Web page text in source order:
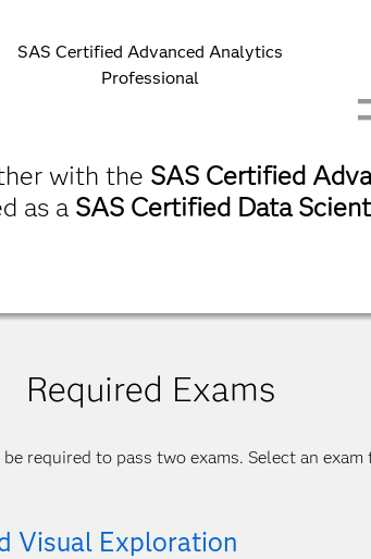
SAS Certified Advanced Analytics
Professional
with the SAS Certified
as a SAS Certified Data
Required Exams
required to pass two exams. Select an
Visual Exploration